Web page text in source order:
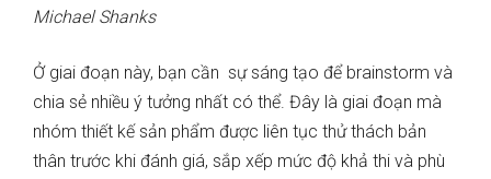
Michael Shanks
Ở giai đoạn này, bạn cần sự sáng tạo để brainstorm và
chia sẻ nhiều ý tưởng nhất có thể. Đây là giai đoạn mà
nhóm thiết kế sản phẩm được liên tục thử thách bản
thân trước khi đánh giá, sắp xếp mức độ khả thi và phù